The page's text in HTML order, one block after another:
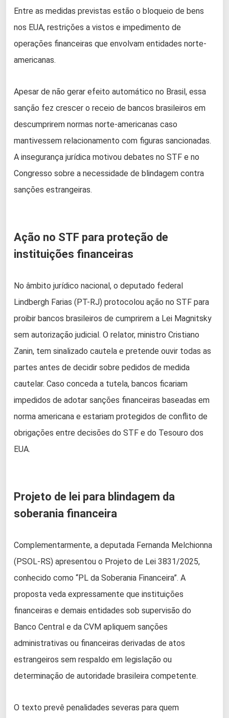
Entre as medidas previstas estão o bloqueio de bens
nos EUA, restrições a vistos e impedimento de
operações financeiras que envolvam entidades norte-
americanas.
Apesar de não gerar efeito automático no Brasil, essa
sanção fez crescer o receio de bancos brasileiros em
descumprirem normas norte-americanas caso
mantivessem relacionamento com figuras sancionadas.
A insegurança jurídica motivou debates no STF e no
Congresso sobre a necessidade de blindagem contra
sanções estrangeiras.
Ação no STF para proteção de
instituições financeiras
No âmbito jurídico nacional, o deputado federal
Lindbergh Farias (PT-RJ) protocolou ação no STF para
proibir bancos brasileiros de cumprirem a Lei Magnitsky
sem autorização judicial. O relator, ministro Cristiano
Zanin, tem sinalizado cautela e pretende ouvir todas as
partes antes de decidir sobre pedidos de medida
cautelar. Caso conceda a tutela, bancos ficariam
impedidos de adotar sanções financeiras baseadas em
norma americana e estariam protegidos de conflito de
obrigações entre decisões do STF e do Tesouro dos
EUA.
Projeto de lei para blindagem da
soberania financeira
Complementarmente, a deputada Fernanda Melchionna
(PSOL-RS) apresentou o Projeto de Lei 3831/2025,
conhecido como “PL da Soberania Financeira”. A
proposta veda expressamente que instituições
financeiras e demais entidades sob supervisão do
Banco Central e da CVM apliquem sanções
administrativas ou financeiras derivadas de atos
estrangeiros sem respaldo em legislação ou
determinação de autoridade brasileira competente.
O texto prevê penalidades severas para quem